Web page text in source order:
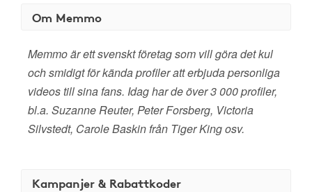
Om Memmo
Memmo är ett svenskt företag som vill göra det kul
och smidigt för kända profiler att erbjuda personliga
videos till sina fans. Idag har de över 3 000 profiler,
bl.a. Suzanne Reuter, Peter Forsberg, Victoria
Silvstedt, Carole Baskin från Tiger King osv.
Kampanjer & Rabattkoder